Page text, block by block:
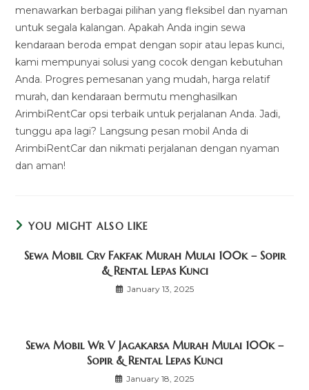
menawarkan berbagai pilihan yang fleksibel dan nyaman
untuk segala kalangan. Apakah Anda ingin sewa
kendaraan beroda empat dengan sopir atau lepas kunci,
kami mempunyai solusi yang cocok dengan kebutuhan
Anda. Progres pemesanan yang mudah, harga relatif
murah, dan kendaraan bermutu menghasilkan
ArimbiRentCar opsi terbaik untuk perjalanan Anda. Jadi,
tunggu apa lagi? Langsung pesan mobil Anda di
ArimbiRentCar dan nikmati perjalanan dengan nyaman
dan aman!
YOU MIGHT ALSO LIKE
Sewa Mobil Crv Fakfak Murah Mulai 100k – Sopir
& Rental Lepas Kunci
January 13, 2025
Sewa Mobil Wr V Jagakarsa Murah Mulai 100k –
Sopir & Rental Lepas Kunci
January 18, 2025